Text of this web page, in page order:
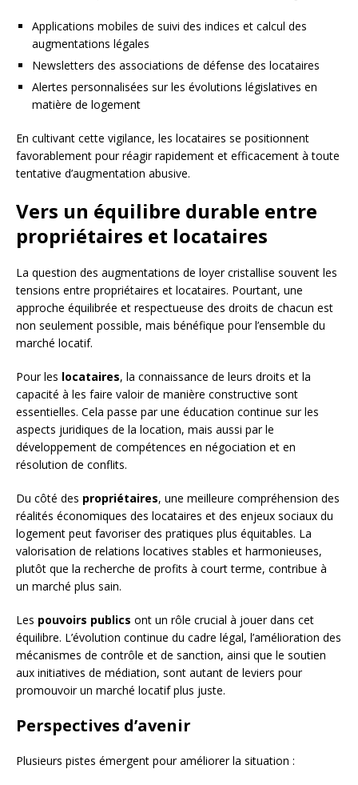
Applications mobiles de suivi des indices et calcul des
augmentations légales
Newsletters des associations de défense des locataires
Alertes personnalisées sur les évolutions législatives en
matière de logement
En cultivant cette vigilance, les locataires se positionnent
favorablement pour réagir rapidement et efficacement à toute
tentative d’augmentation abusive.
Vers un équilibre durable entre
propriétaires et locataires
La question des augmentations de loyer cristallise souvent les
tensions entre propriétaires et locataires. Pourtant, une
approche équilibrée et respectueuse des droits de chacun est
non seulement possible, mais bénéfique pour l’ensemble du
marché locatif.
Pour les locataires, la connaissance de leurs droits et la
capacité à les faire valoir de manière constructive sont
essentielles. Cela passe par une éducation continue sur les
aspects juridiques de la location, mais aussi par le
développement de compétences en négociation et en
résolution de conflits.
Du côté des propriétaires, une meilleure compréhension des
réalités économiques des locataires et des enjeux sociaux du
logement peut favoriser des pratiques plus équitables. La
valorisation de relations locatives stables et harmonieuses,
plutôt que la recherche de profits à court terme, contribue à
un marché plus sain.
Les pouvoirs publics ont un rôle crucial à jouer dans cet
équilibre. L’évolution continue du cadre légal, l’amélioration des
mécanismes de contrôle et de sanction, ainsi que le soutien
aux initiatives de médiation, sont autant de leviers pour
promouvoir un marché locatif plus juste.
Perspectives d’avenir
Plusieurs pistes émergent pour améliorer la situation :